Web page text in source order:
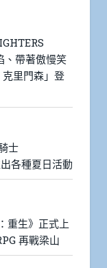
、帶著傲慢笑
里門森」登
士
各種夏日活動
重生》正式上
再戰梁山